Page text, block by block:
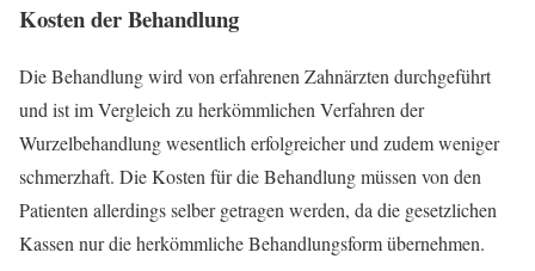
Kosten der Behandlung
Die Behandlung wird von erfahrenen Zahnärzten durchgeführt
und ist im Vergleich zu herkömmlichen Verfahren der
Wurzelbehandlung wesentlich erfolgreicher und zudem weniger
schmerzhaft. Die Kosten für die Behandlung müssen von den
Patienten allerdings selber getragen werden, da die gesetzlichen
Kassen nur die herkömmliche Behandlungsform übernehmen.